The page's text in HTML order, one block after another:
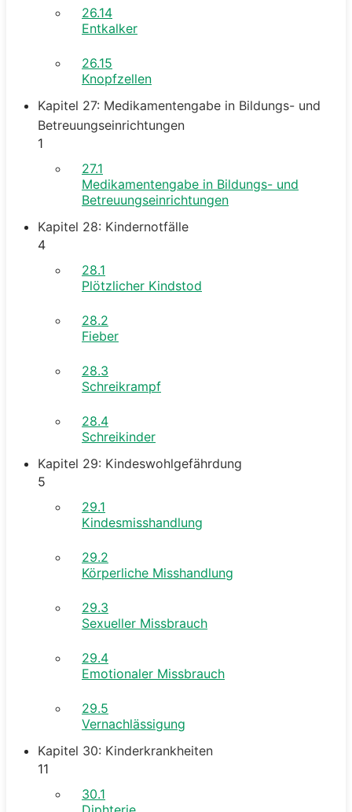
26.14
Entkalker
26.15
Knopfzellen
Kapitel 27: Medikamentengabe in Bildungs- und
Betreuungseinrichtungen
1
27.1
Medikamentengabe in Bildungs- und
Betreuungseinrichtungen
Kapitel 28: Kindernotfälle
4
28.1
Plötzlicher Kindstod
28.2
Fieber
28.3
Schreikrampf
28.4
Schreikinder
Kapitel 29: Kindeswohlgefährdung
5
29.1
Kindesmisshandlung
29.2
Körperliche Misshandlung
29.3
Sexueller Missbrauch
29.4
Emotionaler Missbrauch
29.5
Vernachlässigung
Kapitel 30: Kinderkrankheiten
11
30.1